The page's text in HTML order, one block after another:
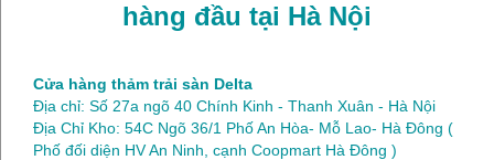
hàng đầu tại Hà Nội
Cửa hàng thảm trải sàn Delta
Địa chỉ: Số 27a ngõ 40 Chính Kinh - Thanh Xuân - Hà Nội
Địa Chỉ Kho: 54C Ngõ 36/1 Phố An Hòa- Mỗ Lao- Hà Đông (
Phố đối diện HV An Ninh, cạnh Coopmart Hà Đông )